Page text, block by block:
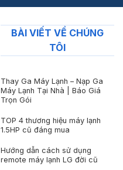
BÀI VIẾT VỀ CHÚNG
TÔI
Thay Ga Máy Lạnh – Nạp Ga
Máy Lạnh Tại Nhà | Báo Giá
Trọn Gói
TOP 4 thương hiệu máy lạnh
1.5HP cũ đáng mua
Hướng dẫn cách sử dụng
remote máy lạnh LG đời cũ